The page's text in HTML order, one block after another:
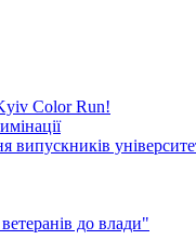
Kyiv Color Run!
випускників
до влади"